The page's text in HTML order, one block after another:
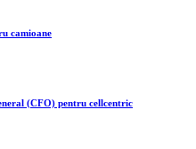
camioane
(CFO) pentru cellcentric